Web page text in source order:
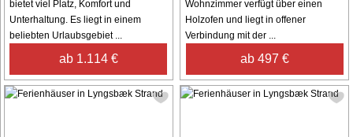
bietet viel Platz, Komfort und
Unterhaltung. Es liegt in einem
beliebten Urlaubsgebiet ...
ab 1.114 €
Wohnzimmer verfügt über einen
Holzofen und liegt in offener
Verbindung mit der ...
ab 497 €